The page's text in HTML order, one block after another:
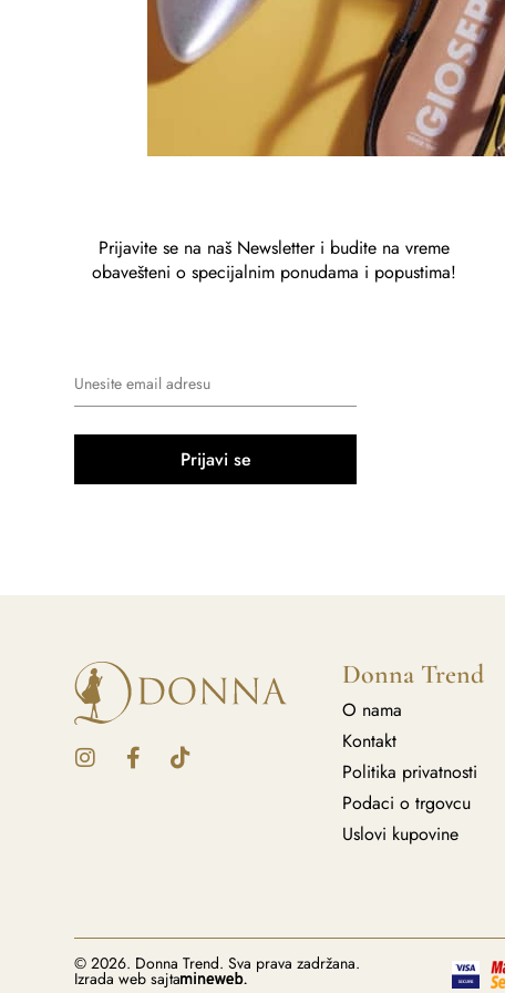
Prijavite se na naš Newsletter i budite na vreme
obavešteni o specijalnim ponudama i popustima!
Prijavi se
Donna Trend
O nama
Kontakt
Politika privatnosti
Podaci o trgovcu
Uslovi kupovine
© 2026. Donna Trend. Sva prava zadržana.
Izrada web sajta